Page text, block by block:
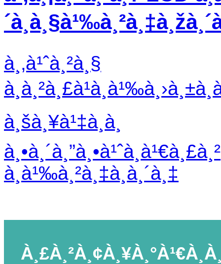
à¸‚à¹ˆà¸²à¸§
à¸šà¸¥à¹‡à¸­à¸
à¸•à¸´à¸”à¸•à¹ˆà¸­à¹€à¸£à¸²
à¸­à¹‰à¸²à¸‡à¸­à¸´à¸‡